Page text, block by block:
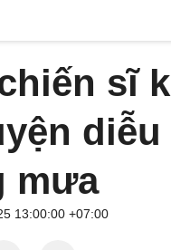
sĩ
diễu
mưa
13:00:00 +07:00